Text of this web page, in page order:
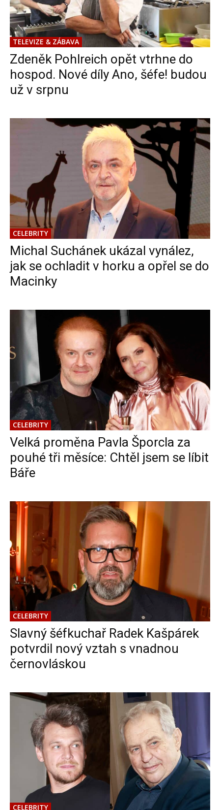
TELEVIZE & ZÁBAVA
Zdeněk Pohlreich opět vtrhne do
hospod. Nové díly Ano, šéfe! budou
už v srpnu
CELEBRITY
Michal Suchánek ukázal vynález,
jak se ochladit v horku a opřel se do
Macinky
CELEBRITY
Velká proměna Pavla Šporcla za
pouhé tři měsíce: Chtěl jsem se líbit
Báře
CELEBRITY
Slavný šéfkuchař Radek Kašpárek
potvrdil nový vztah s vnadnou
černovláskou
CELEBRITY